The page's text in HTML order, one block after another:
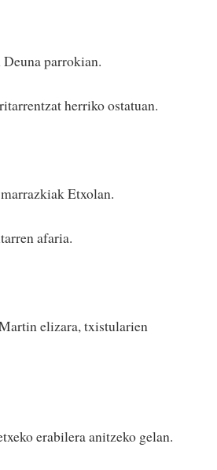
Deuna parrokian.
herriko ostatuan.
Etxolan.
afaria.
elizara, txistularien
erabilera anitzeko gelan.